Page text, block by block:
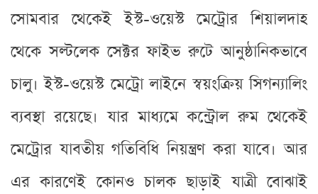
সোমবার থেকেই ইস্ট-ওয়েস্ট মেট্রোর শিয়ালদাহ
থেকে সল্টলেক সেক্টর ফাইভ রুটে আনুষ্ঠানিকভাবে
চালু। ইস্ট-ওয়েস্ট মেট্রো লাইনে স্বয়ংক্রিয় সিগন্যালিং
ব্যবস্থা রয়েছে। যার মাধ্যমে কন্ট্রোল রুম থেকেই
মেট্রোর যাবতীয় গতিবিধি নিয়ন্ত্রণ করা যাবে। আর
এর কারণেই কোনও চালক ছাড়াই যাত্রী বোঝাই